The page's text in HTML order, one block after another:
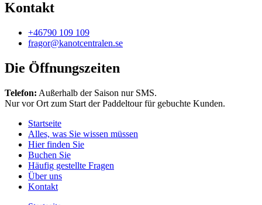
Kontakt
+46790 109 109
fragor@kanotcentralen.se
Die Öffnungszeiten
Telefon: Außerhalb der Saison nur SMS.
Nur vor Ort zum Start der Paddeltour für gebuchte Kunden.
Startseite
Alles, was Sie wissen müssen
Hier finden Sie
Buchen Sie
Häufig gestellte Fragen
Über uns
Kontakt